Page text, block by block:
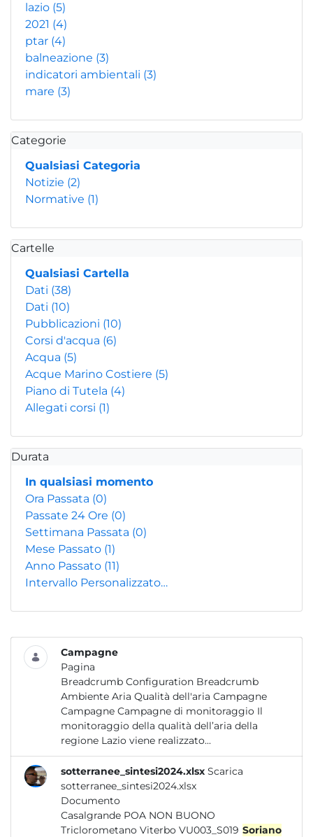
lazio (5)
2021 (4)
ptar (4)
balneazione (3)
indicatori ambientali (3)
mare (3)
Categorie
Qualsiasi Categoria
Notizie (2)
Normative (1)
Cartelle
Qualsiasi Cartella
Dati (38)
Dati (10)
Pubblicazioni (10)
Corsi d'acqua (6)
Acqua (5)
Acque Marino Costiere (5)
Piano di Tutela (4)
Allegati corsi (1)
Durata
In qualsiasi momento
Ora Passata (0)
Passate 24 Ore (0)
Settimana Passata (0)
Mese Passato (1)
Anno Passato (11)
Intervallo Personalizzato…
Campagne
Pagina
Breadcrumb Configuration Breadcrumb
Ambiente Aria Qualità dell'aria Campagne
Campagne Campagne di monitoraggio Il
monitoraggio della qualità dell’aria della
regione Lazio viene realizzato...
sotterranee_sintesi2024.xlsx Scarica
sotterranee_sintesi2024.xlsx
Documento
Casalgrande POA NON BUONO
Triclorometano Viterbo VU003_S019 Soriano